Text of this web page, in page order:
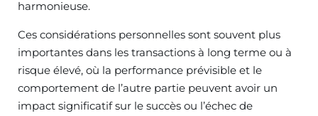
harmonieuse.
Ces considérations personnelles sont souvent plus
importantes dans les transactions à long terme ou à
risque élevé, où la performance prévisible et le
comportement de l’autre partie peuvent avoir un
impact significatif sur le succès ou l’échec de